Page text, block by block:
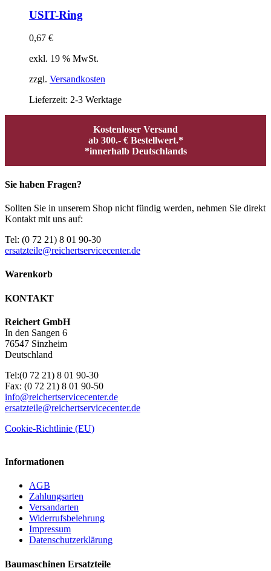
USIT-Ring
0,67 €
exkl. 19 % MwSt.
zzgl. Versandkosten
Lieferzeit: 2-3 Werktage
Kostenloser Versand
ab 300.- € Bestellwert.*
*innerhalb Deutschlands
Sie haben Fragen?
Sollten Sie in unserem Shop nicht fündig werden, nehmen Sie direkt
Kontakt mit uns auf:
Tel: (0 72 21) 8 01 90-30
ersatzteile@reichertservicecenter.de
Warenkorb
KONTAKT
Reichert GmbH
In den Sangen 6
76547 Sinzheim
Deutschland
Tel:(0 72 21) 8 01 90-30
Fax: (0 72 21) 8 01 90-50
info@reichertservicecenter.de
ersatzteile@reichertservicecenter.de
Cookie-Richtlinie (EU)
Informationen
AGB
Zahlungsarten
Versandarten
Widerrufsbelehrung
Impressum
Datenschutzerklärung
Baumaschinen Ersatzteile